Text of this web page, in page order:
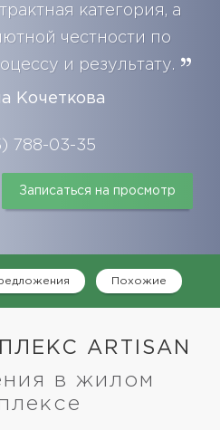
категория, а
честности по
и результату.
Кочеткова
788-03-35
Записаться на просмотр
Похожие
ARTISAN
в жилом